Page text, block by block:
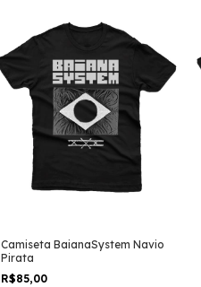
Camiseta BaianaSystem Navio
Pirata
R$85,00